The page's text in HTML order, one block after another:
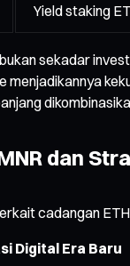
Yield staking
sekadar
dan
cadangan
Digital Era Baru